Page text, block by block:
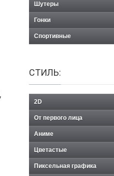
Шутеры
Гонки
Спортивные
СТИЛЬ:
2D
От первого лица
Аниме
Цветастые
Пиксельная графика